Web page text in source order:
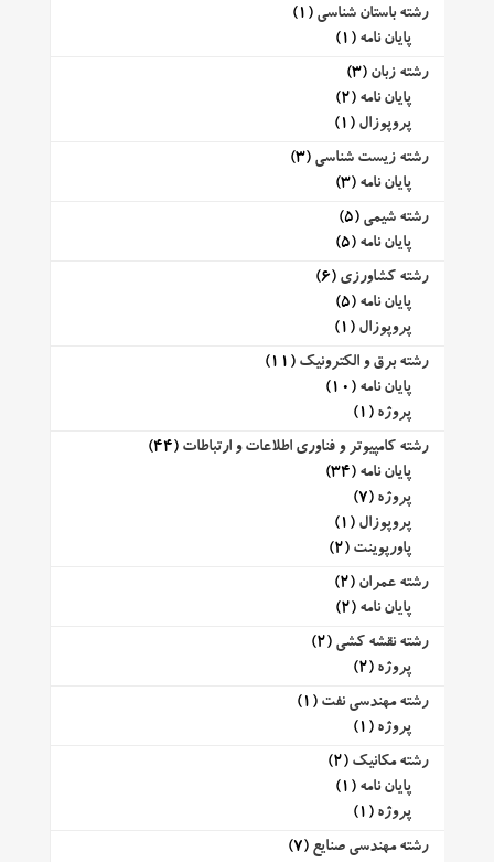
رشته باستان شناسی (1)
پایان نامه (1)
رشته زبان (3)
پایان نامه (2)
پروپوزال (1)
رشته زیست شناسی (3)
پایان نامه (3)
رشته شیمی (5)
پایان نامه (5)
رشته کشاورزی (6)
پایان نامه (5)
پروپوزال (1)
رشته برق و الکترونیک (11)
پایان نامه (10)
پروژه (1)
رشته کامپیوتر و فناوری اطلاعات و ارتباطات (44)
پایان نامه (34)
پروژه (7)
پروپوزال (1)
پاورپوینت (2)
رشته عمران (2)
پایان نامه (2)
رشته نقشه کشی (2)
پروژه (2)
رشته مهندسی نفت (1)
پروژه (1)
رشته مکانیک (2)
پایان نامه (1)
پروژه (1)
رشته مهندسی صنایع (7)